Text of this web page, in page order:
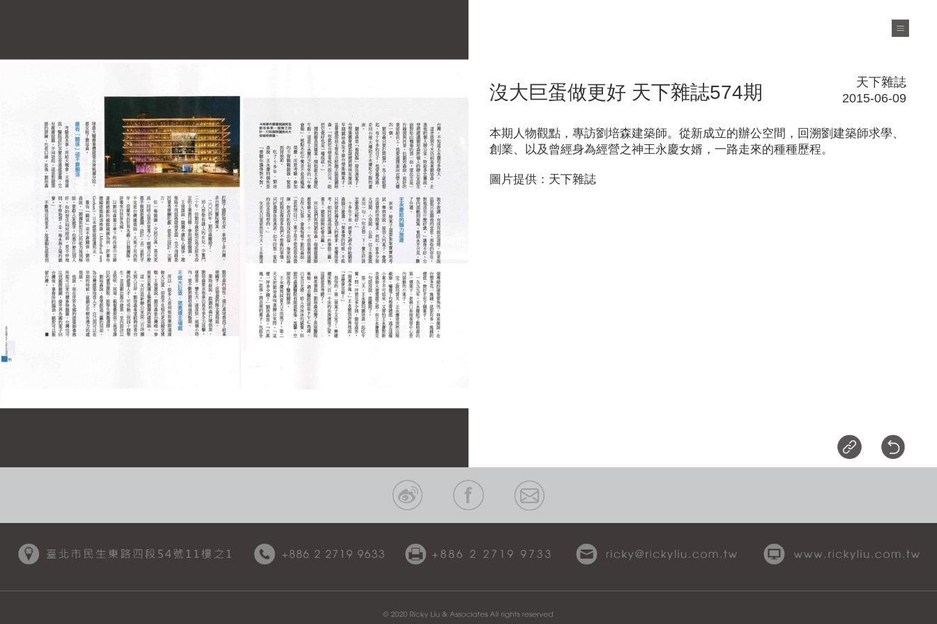
沒大巨蛋做更好 天下雜誌574期
天下雜誌
2015-06-09
本期人物觀點，專訪劉培森建築師。從新成立的辦公空間，回溯劉建築師求學、
創業、以及曾經身為經營之神王永慶女婿，一路走來的種種歷程。
圖片提供：天下雜誌